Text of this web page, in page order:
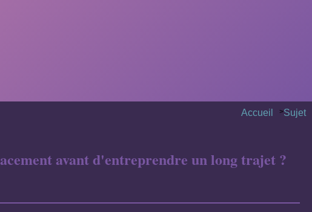
Accueil >Sujet
avant d'entreprendre un long trajet ?